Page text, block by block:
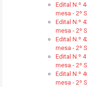
Edital N.º
mesa - 2º
Edital N.º
mesa - 2º
Edital N.º
mesa - 2º
Edital N.º
mesa - 2º
Edital N.º
mesa - 2º